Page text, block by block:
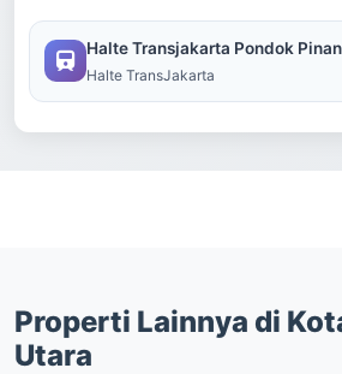
Halte Transjakarta Pondok
Halte TransJakarta
Properti Lainnya di
Utara